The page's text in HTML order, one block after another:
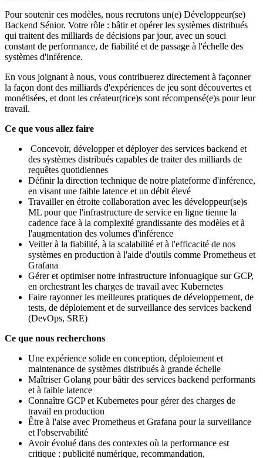
Pour soutenir ces modèles, nous recrutons un(e) Développeur(se)
Backend Sénior. Votre rôle : bâtir et opérer les systèmes distribués
qui traitent des milliards de décisions par jour, avec un souci
constant de performance, de fiabilité et de passage à l'échelle des
systèmes d'inférence.
En vous joignant à nous, vous contribuerez directement à façonner
la façon dont des milliards d'expériences de jeu sont découvertes et
monétisées, et dont les créateur(rice)s sont récompensé(e)s pour leur
travail.
Ce que vous allez faire
Concevoir, développer et déployer des services backend et
des systèmes distribués capables de traiter des milliards de
requêtes quotidiennes
Définir la direction technique de notre plateforme d'inférence,
en visant une faible latence et un débit élevé
Travailler en étroite collaboration avec les développeur(se)s
ML pour que l'infrastructure de service en ligne tienne la
cadence face à la complexité grandissante des modèles et à
l'augmentation des volumes d'inférence
Veiller à la fiabilité, à la scalabilité et à l'efficacité de nos
systèmes en production à l'aide d'outils comme Prometheus et
Grafana
Gérer et optimiser notre infrastructure infonuagique sur GCP,
en orchestrant les charges de travail avec Kubernetes
Faire rayonner les meilleures pratiques de développement, de
tests, de déploiement et de surveillance des services backend
(DevOps, SRE)
Ce que nous recherchons
Une expérience solide en conception, déploiement et
maintenance de systèmes distribués à grande échelle
Maîtriser Golang pour bâtir des services backend performants
et à faible latence
Connaître GCP et Kubernetes pour gérer des charges de
travail en production
Être à l'aise avec Prometheus et Grafana pour la surveillance
et l'observabilité
Avoir évolué dans des contextes où la performance est
critique : publicité numérique, recommandation,